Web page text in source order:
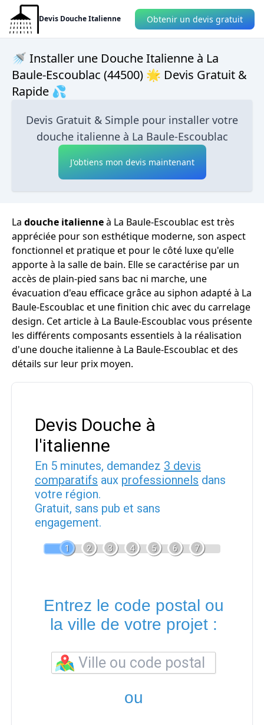
Devis Douche Italienne Obtenir un devis gratuit
🚿 Installer une Douche Italienne à La
Baule-Escoublac (44500) 🌟 Devis Gratuit &
Rapide 💦
Devis Gratuit & Simple pour installer votre
douche italienne à La Baule-Escoublac
J'obtiens mon devis maintenant
La douche italienneà La Baule-Escoublac est très
appréciée pour son esthétique moderne, son aspect
fonctionnel et pratique et pour le côté luxe qu'elle
apporte à la salle de bain. Elle se caractérise par un
accès de plain-pied sans bac ni marche, une
évacuation d'eau efficace grâce au siphon adapté à La
Baule-Escoublac et une finition chic avec du carrelage
design. Cet article à La Baule-Escoublac vous présente
les différents composants essentiels à la réalisation
d'une douche italienne à La Baule-Escoublac et des
détails sur leur prix moyen.
Devis Douche à
l'italienne
En 5 minutes, demandez 3 devis
comparatifs aux professionnels dans
votre région.
Gratuit, sans pub et sans
engagement.
1 2 3 4 5 6 7
Entrez le code postal ou
la ville de votre projet :
ou